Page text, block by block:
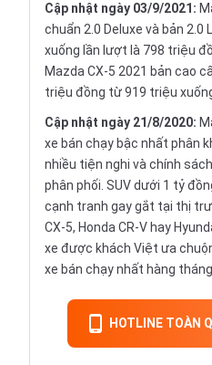
Cập nhật ngày 03/9/2021:
chuẩn 2.0 Deluxe và bản
xuống lần lượt là 798 triệu
Mazda CX-5 2021 bản cao
triệu đồng từ 919 triệu
Cập nhật ngày 21/8/2020:
xe bán chạy bậc nhất phân
nhiều tiện nghi và chính
phân phối. SUV dưới 1 tỷ
cạnh tranh gay gắt tại thị
CX-5, Honda CR-V hay
xe được khách Việt ưa
xe bán chạy nhất hàng
HOTLINE TOÀN